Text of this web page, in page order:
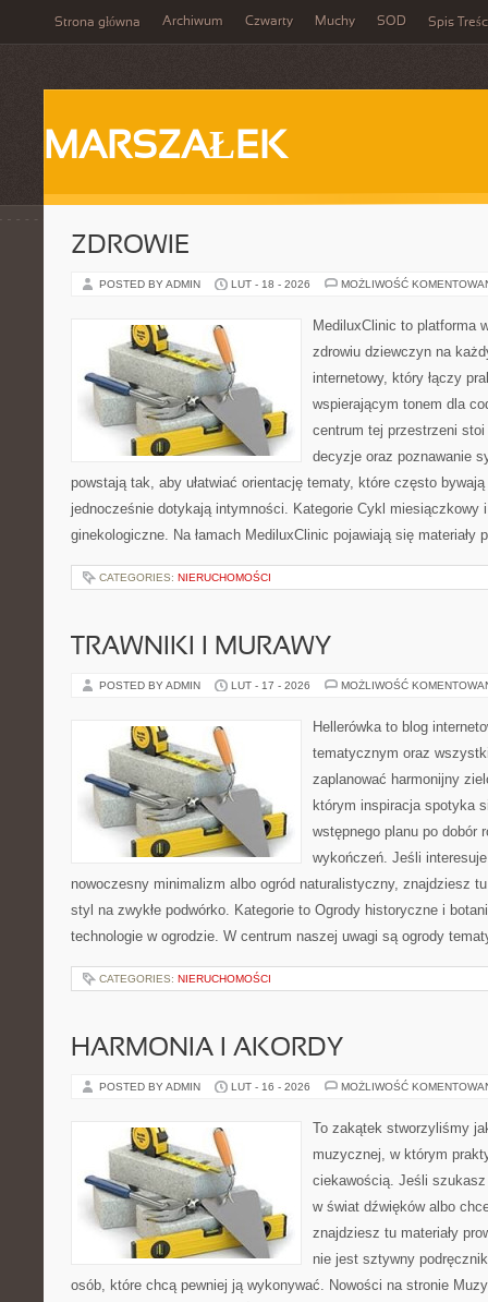
Strona główna Archiwum Czwarty Muchy SOD Spis
MARSZAŁEK
ZDROWIE
POSTED BY ADMIN LUT - 18 - 2026 MOŻLIWOŚĆ
MediluxClinic to platforma
zdrowiu dziewczyn na
internetowy, który łączy
wspierającym tonem dla
centrum tej przestrzeni
decyzje oraz poznawanie
powstają tak, aby ułatwiać orientację tematy, które często
jednocześnie dotykają intymności. Kategorie Cykl miesiączkowy
ginekologiczne. Na łamach MediluxClinic pojawiają się materiały
CATEGORIES: NIERUCHOMOŚCI
TRAWNIKI I MURAWY
POSTED BY ADMIN LUT - 17 - 2026 MOŻLIWOŚĆ
Hellerówka to blog
tematycznym oraz
zaplanować harmonijny
którym inspiracja spotyka
wstępnego planu po dobór
wykończeń. Jeśli
nowoczesny minimalizm albo ogród naturalistyczny, znajdziesz
styl na zwykłe podwórko. Kategorie to Ogrody historyczne i
technologie w ogrodzie. W centrum naszej uwagi są ogrody
CATEGORIES: NIERUCHOMOŚCI
HARMONIA I AKORDY
POSTED BY ADMIN LUT - 16 - 2026 MOŻLIWOŚĆ
To zakątek stworzyliśmy
muzycznej, w którym
ciekawością. Jeśli
w świat dźwięków albo
znajdziesz tu materiały
nie jest sztywny
osób, które chcą pewniej ją wykonywać. Nowości na stronie